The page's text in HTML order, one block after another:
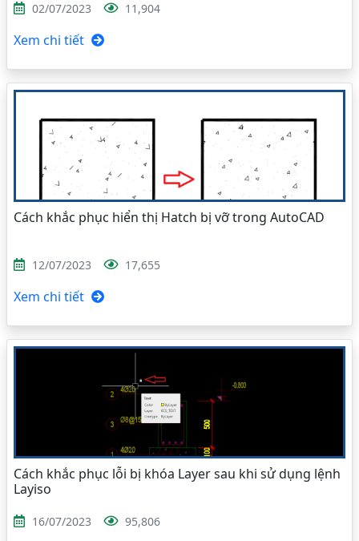
02/07/2023 11,904
Xem chi tiết
Cách khắc phục hiển thị Hatch bị vỡ trong AutoCAD
12/07/2023 17,655
Xem chi tiết
Cách khắc phục lỗi bị khóa Layer sau khi sử dụng lệnh
Layiso
16/07/2023 95,806